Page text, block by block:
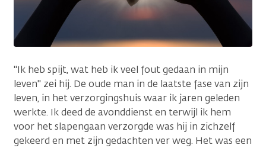
"Ik heb spijt, wat heb ik veel fout gedaan in mijn
leven" zei hij. De oude man in de laatste fase van zijn
leven, in het verzorgingshuis waar ik jaren geleden
werkte. Ik deed de avonddienst en terwijl ik hem
voor het slapengaan verzorgde was hij in zichzelf
gekeerd en met zijn gedachten ver weg. Het was een